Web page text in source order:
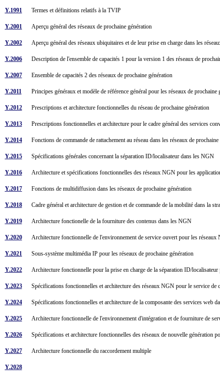
Y.1991 Termes et définitions relatifs à la TVIP
Y.2001 Aperçu général des réseaux de prochaine génération
Y.2002 Aperçu général des réseaux ubiquitaires et de leur prise en charge dans les
Y.2006 Description de l'ensemble de capacités 1 pour la version 1 des réseaux de
Y.2007 Ensemble de capacités 2 des réseaux de prochaine génération
Y.2011 Principes généraux et modèle de référence général pour les réseaux de
Y.2012 Prescriptions et architecture fonctionnelles du réseau de prochaine génération
Y.2013 Prescriptions fonctionnelles et architecture pour le cadre général des services
Y.2014 Fonctions de commande de rattachement au réseau dans les réseaux de
Y.2015 Spécifications générales concernant la séparation ID/localisateur dans les NGN
Y.2016 Architecture et spécifications fonctionnelles des réseaux NGN pour les
Y.2017 Fonctions de multidiffusion dans les réseaux de prochaine génération
Y.2018 Cadre général et architecture de gestion et de commande de la mobilité dans la
Y.2019 Architecture fonctionelle de la fourniture des contenus dans les NGN
Y.2020 Architecture fonctionnelle de l'environnement de service ouvert pour les
Y.2021 Sous-système multimédia IP pour les réseaux de prochaine génération
Y.2022 Architecture fonctionnelle pour la prise en charge de la séparation ID/
Y.2023 Spécifications fonctionnelles et architecture des réseaux NGN pour le service
Y.2024 Spécifications fonctionnelles et architecture de la composante des services web
Y.2025 Architecture fonctionnelle de l'environnement d'intégration et de fourniture de
Y.2026 Spécifications et architecture fonctionnelles des réseaux de nouvelle génération
Y.2027 Architecture fonctionnelle du raccordement multiple
Y.2028